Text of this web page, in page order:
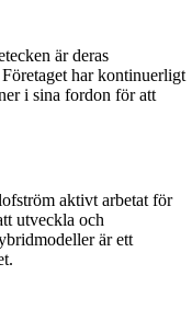
är deras
har kontinuerligt
i sina fordon för att
aktivt arbetat för
utveckla och
är ett